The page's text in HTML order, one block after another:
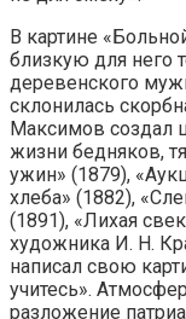
В картине
близкую для него
деревенского
склонилась
Максимов создал
жизни бедняков,
ужин» (1879),
хлеба» (1882),
(1891), «Лихая
художника И. Н.
написал свою
учитесь».
разложение